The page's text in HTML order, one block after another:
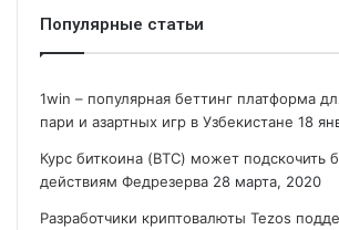
Популярные статьи
1win – популярная беттинг платформа
пари и азартных игр в Узбекистане 18
Курс биткоина (BTC) может подскочить
действиям Федрезерва 28 марта, 2020
Разработчики криптовалюты Tezos